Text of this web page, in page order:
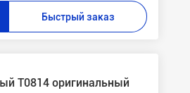
Быстрый заказ
T0814 оригинальный